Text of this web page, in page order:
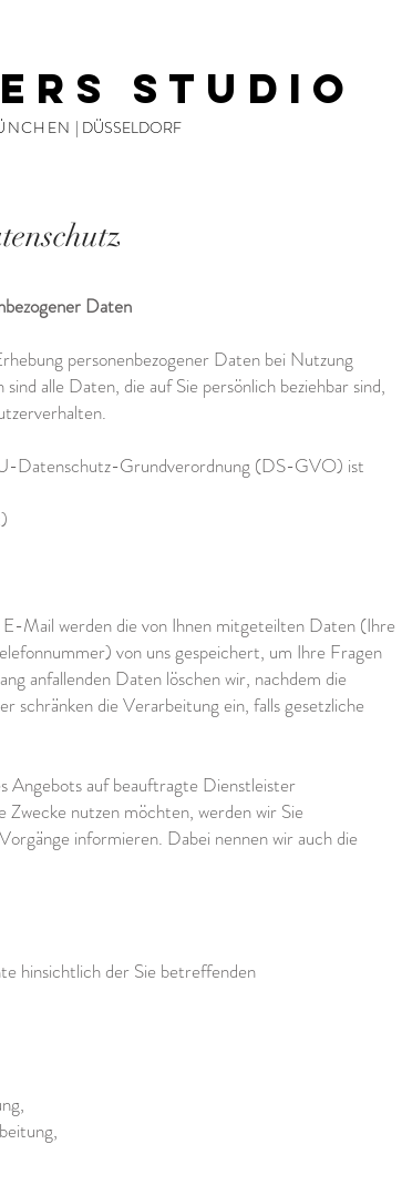
studio
| DÜSSELDORF
Daten
personenbezogener Daten bei Nutzung
alle Daten, die auf Sie persönlich beziehbar sind,
Datenschutz-Grundverordnung (DS-GVO) ist
Mail werden die von Ihnen mitgeteilten Daten (Ihre
von uns gespeichert, um Ihre Fragen
anfallenden Daten löschen wir, nachdem die
schränken die Verarbeitung ein, falls gesetzliche
Angebots auf beauftragte Dienstleister
nutzen möchten, werden wir Sie
informieren. Dabei nennen wir auch die
hinsichtlich der Sie betreffenden